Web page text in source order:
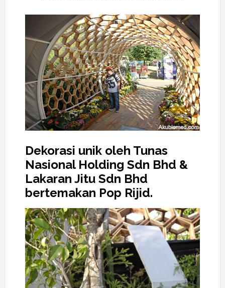
Dekorasi unik oleh Tunas
Nasional Holding Sdn Bhd &
Lakaran Jitu Sdn Bhd
bertemakan Pop Rijid.